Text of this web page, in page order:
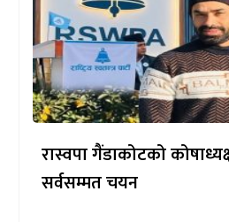
रास्वपा गैंडाकोटको
सर्वसम्मत चयन